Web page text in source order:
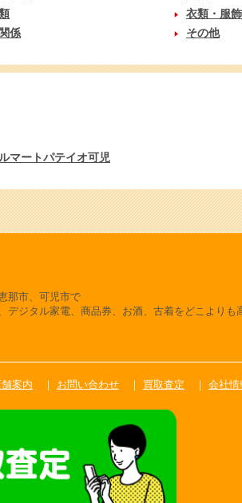
衣類・服飾
係 その他
マートパテイオ可児
那市、可児市で
デジタル家電、商品券、お酒、古着をどこよりも
舗案内 お問い合わせ 買取査定 会社情